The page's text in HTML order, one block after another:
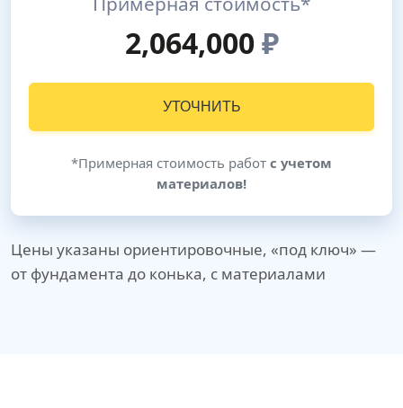
2,064,000₽
УТОЧНИТЬ
*Примерная стоимость работ с учетом
материалов!
Цены указаны ориентировочные, «под ключ» —
от фундамента до конька, с материалами